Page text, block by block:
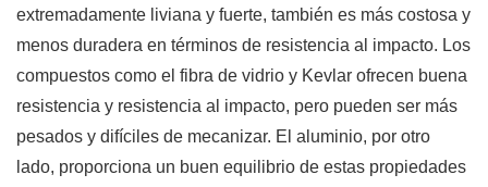
extremadamente liviana y fuerte, también es más costosa y
menos duradera en términos de resistencia al impacto. Los
compuestos como el fibra de vidrio y Kevlar ofrecen buena
resistencia y resistencia al impacto, pero pueden ser más
pesados ​​y difíciles de mecanizar. El aluminio, por otro
lado, proporciona un buen equilibrio de estas propiedades